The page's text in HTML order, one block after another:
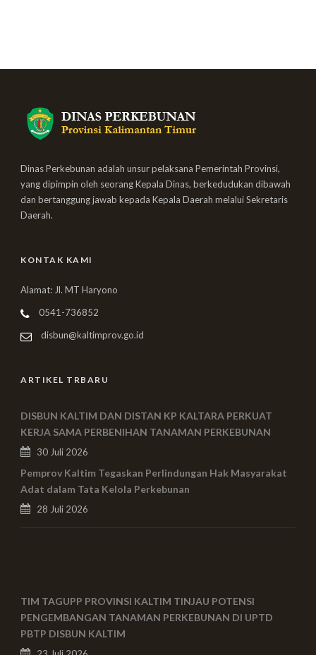
Dinas Perkebunan adalah unsur pelaksana Pemerintah Provinsi,
yang dipimpin oleh seorang Kepala Dinas, berkedudukan dibawah
dan bertanggung jawab kepada Kepala Daerah melalui Sekretaris
Daerah.
KONTAK KAMI
Alamat: Jl. MT Haryono
0541-736852
disbun@kaltimprov.go.id
ARTIKEL TRBARU
DISBUN KALTIM DAN DISTAN KP KALTARA PERKUAT
KERJA SAMA PERBENIHAN TANAMAN PERKEBUNAN
30 Juli 2026
Pemprov Kaltim Tegaskan Perlindungan Hak Masyarakat
Adat dalam Tata Kelola Perkebunan
28 Juli 2026
TIM TAGUPP PROVINSI KALTIM TINJAU POTENSI
PENGEMBANGAN TANAMAN PERKEBUNAN DI UPTD
PBTP DISBUN KALTIM